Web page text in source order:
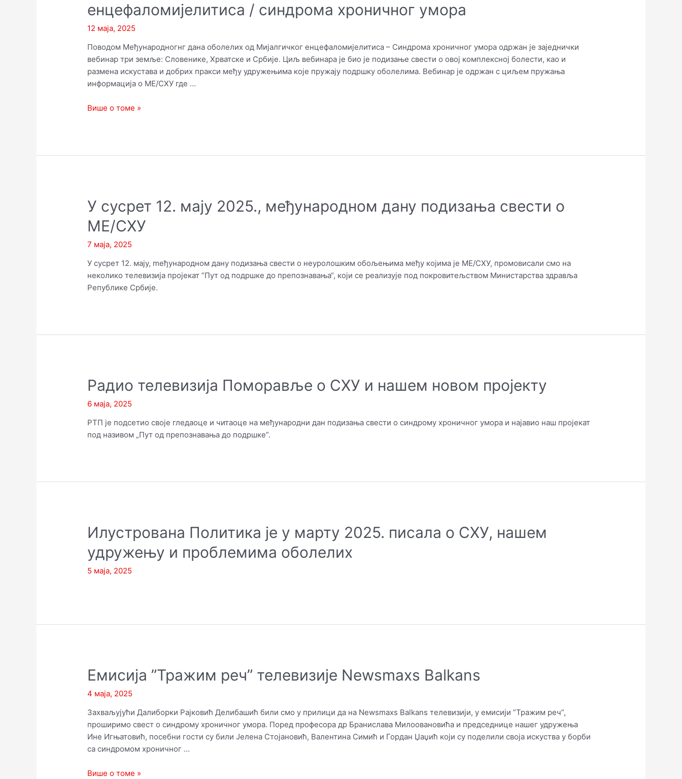
енцефаломијелитиса / синдрома хроничног умора
12 маја, 2025
Поводом Међународногнг дана оболелих од Мијалгичког енцефаломијелитиса – Синдрома хроничног умора одржан је заједнички
вебинар три земље: Словенике, Хрватске и Србије. Циљ вебинара је био је подизање свести о овој комплексној болести, као и
размена искустава и добрих пракси међу удружењима које пружају подршку оболелима. Вебинар је одржан с циљем пружања
информација о МЕ/СХУ где …
12.
дан
енцефаломијелитиса
синдрома
хроничног
Више о томе »
У сусрет 12. мају 2025., међународном дану подизања свести о
МЕ/СХУ
7 маја, 2025
У сусрет 12. мају, mеђународном дану подизања свести о неуролошким обољењима међу којима је ME/СХУ, промовисали смо на
неколико телевизија пројекат ”Пут од подршке до препознавања“, који се реализује под покровитељством Министарствa здравља
Републике Србије.
Радио телевизија Поморавље о СХУ и нашем новом пројекту
6 маја, 2025
РТП је подсетио своје гледаоце и читаоце на међународни дан подизања свести о синдрому хроничног умора и најавио наш пројекат
под називом „Пут од препознавања до подршке“.
Илустрована Политика је у марту 2025. писала о СХУ, нашем
удружењу и проблемима оболелих
5 маја, 2025
Емисија ”Тражим реч” телевизије Newsmaxs Balkans
4 маја, 2025
Захваљујући Далиборки Рајковић Делибашић били смо у прилици да на Newsmaxs Balkans телевизији, у емисији ”Тражим реч”,
проширимо свест о синдрому хроничног умора. Поред професора др Бранислава Милоовановића и председнице нашег удружења
Ине Игњатовић, посебни гости су били Јелена Стојановић, Валентина Симић и Гордан Џаџић који су поделили своја искуства у борби
са синдромом хроничног …
Емисија
Више о томе »